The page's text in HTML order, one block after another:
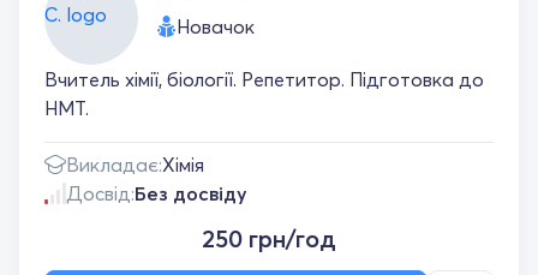
Новачок
Вчитель хімії, біології. Репетитор. Підготовка до
НМТ.
Викладає:Хімія
Досвід:Без досвіду
250 грн/год